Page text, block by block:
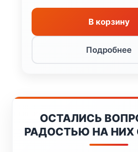
В корзину
Подробнее
ОСТАЛИСЬ
РАДОСТЬЮ НА НИХ